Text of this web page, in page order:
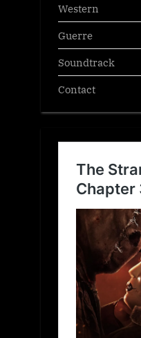
Western
Guerre
Soundtrack
Contact